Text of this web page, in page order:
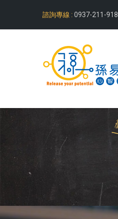
諮詢專線 : 0937-211-918